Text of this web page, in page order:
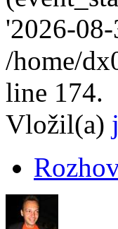
'2026-
/home/
line 174.
Vložil(a)